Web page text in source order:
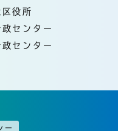
区役所
政センター
センター
ー